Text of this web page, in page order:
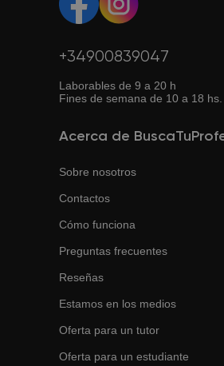
+34900839047
Laborables de 9 a 20 h
Fines de semana de 10 a 18 hs.
Acerca de
Sobre nosotros
Contactos
Cómo funciona
Preguntas frecuentes
Reseñas
Estamos en los medios
Oferta para un tutor
Oferta para un estudiante